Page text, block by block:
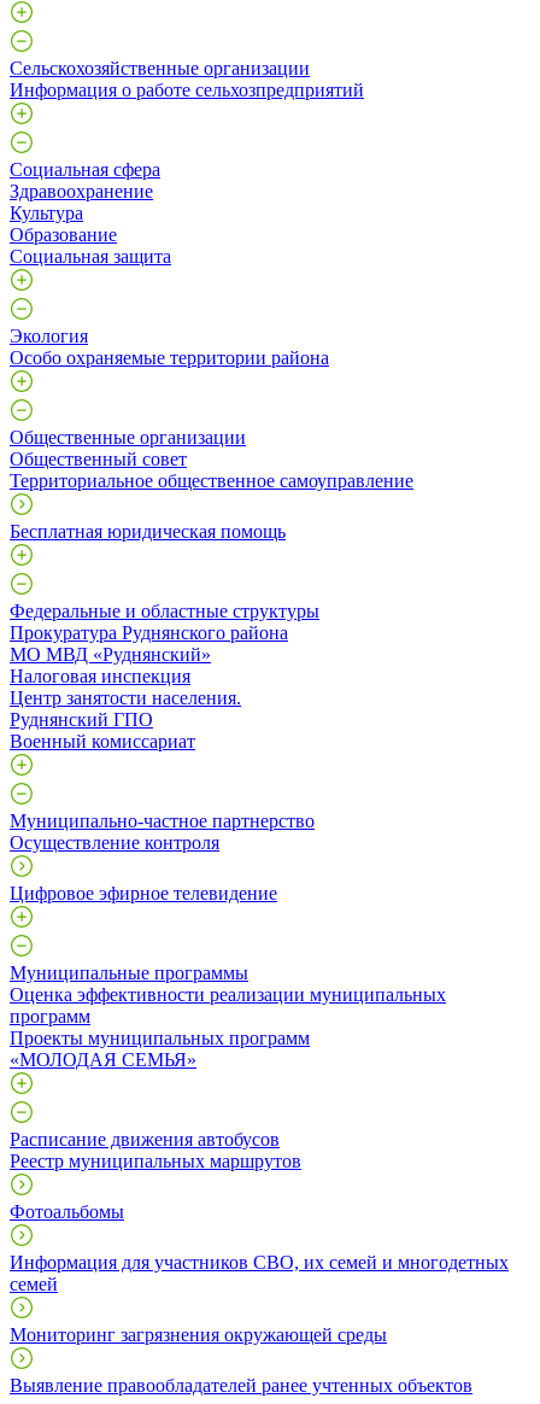
Сельскохозяйственные организации
Информация о работе сельхозпредприятий
Социальная сфера
Здравоохранение
Культура
Образование
Социальная защита
Экология
Особо охраняемые территории района
Общественные организации
Общественный совет
Территориальное общественное самоуправление
Бесплатная юридическая помощь
Федеральные и областные структуры
Прокуратура Руднянского района
МО МВД «Руднянский»
Налоговая инспекция
Центр занятости населения.
Руднянский ГПО
Военный комиссариат
Муниципально-частное партнерство
Осуществление контроля
Цифровое эфирное телевидение
Муниципальные программы
Оценка эффективности реализации муниципальных
программ
Проекты муниципальных программ
«МОЛОДАЯ СЕМЬЯ»
Расписание движения автобусов
Реестр муниципальных маршрутов
Фотоальбомы
Информация для участников СВО, их семей и многодетных
семей
Мониторинг загрязнения окружающей среды
Выявление правообладателей ранее учтенных объектов